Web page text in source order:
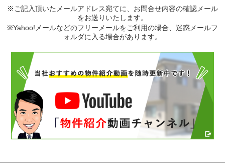
※ご記入頂いたメールアドレス宛てに、お問合せ内容の確認メール
をお送りいたします。
※Yahoo!メールなどのフリーメールをご利用の場合、迷惑メールフ
ォルダに入る場合があります。